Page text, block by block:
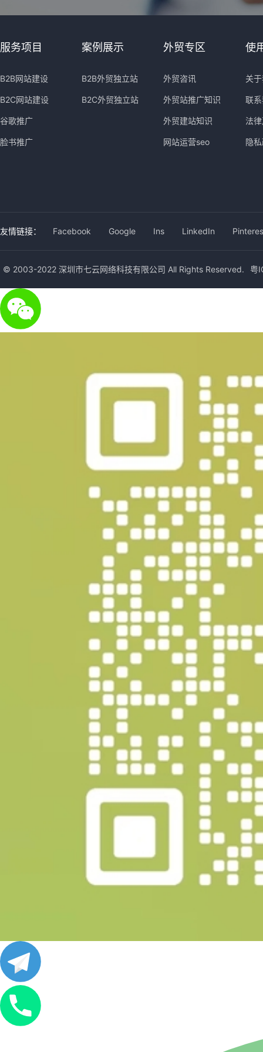
服务项目
B2B网站建设
B2C网站建设
谷歌推广
脸书推广
案例展示
B2B外贸独立站
B2C外贸独立站
外贸专区
外贸咨讯
外贸站推广知识
外贸建站知识
网站运营seo
使
关
联
法
隐
友情链接： Facebook Google Ins LinkedIn
© 2003-2022 深圳市七云网络科技有限公司 All Rights Reserved. 粤